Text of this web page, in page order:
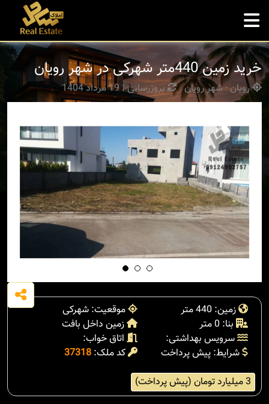
خرید زمین 440متر شهرکی در شهر رویان
رویان - شهر رویان بروزرسانی : 19 مرداد 1404
زمین: 440 متر
موقعیت: شهرکی
بنا: 0 متر
زمین داخل بافت
سرویس بهداشتی:
اتاق خواب:
شرایط: پیش پرداخت
کد ملک: 37318
3 میلیارد تومان (پیش پرداخت)